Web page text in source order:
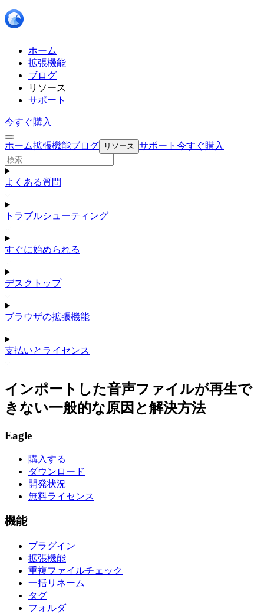
ホーム
拡張機能
ブログ
リソース
サポート
今すぐ購入
ホーム拡張機能ブログ リソース サポート 今すぐ購入
よくある質問
トラブルシューティング
すぐに始められる
デスクトップ
ブラウザの拡張機能
支払いとライセンス
インポートした音声ファイルが再生で
きない一般的な原因と解決方法
Eagle
購入する
ダウンロード
開発状況
無料ライセンス
機能
プラグイン
拡張機能
重複ファイルチェック
一括リネーム
タグ
フォルダ